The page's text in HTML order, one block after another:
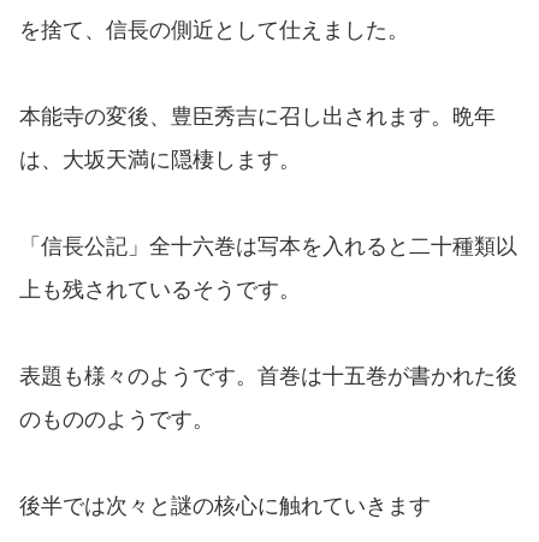
を捨て、信長の側近として仕えました。
本能寺の変後、豊臣秀吉に召し出されます。晩年
は、大坂天満に隠棲します。
「信長公記」全十六巻は写本を入れると二十種類以
上も残されているそうです。
表題も様々のようです。首巻は十五巻が書かれた後
のもののようです。
後半では次々と謎の核心に触れていきます